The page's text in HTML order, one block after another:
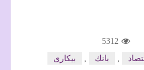
5312
, بانك , بیكاری